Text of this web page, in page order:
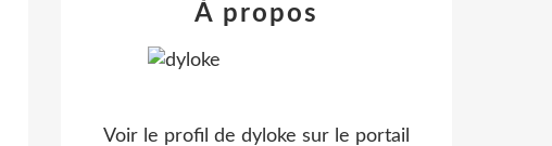
À propos
Voir le profil de dyloke sur le portail